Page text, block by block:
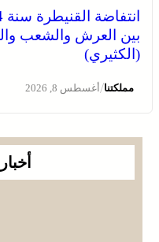
بين العرش والشعب
(الكثيري)
مملكتنا/أغسطس 8, 2026